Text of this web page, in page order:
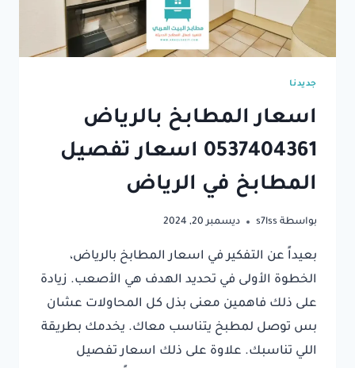
جديدنا
اسعار المطابخ بالرياض
0537404361⁩ اسعار تفصيل
المطابخ في الرياض
بواسطة s7lss ديسمبر 20, 2024
بعيداً عن التفكير في اسعار المطابخ بالرياض،
الخطوة الأولى في تحديد الهدف هي الأصعب. زيادة
على ذلك فاهمين معنى بذل كل المحاولات عشان
بس توصل لمطبخ يتناسب معاك. يخدمك بطريقة
اللي تناسبك. علاوة على ذلك اسعار تفصيل